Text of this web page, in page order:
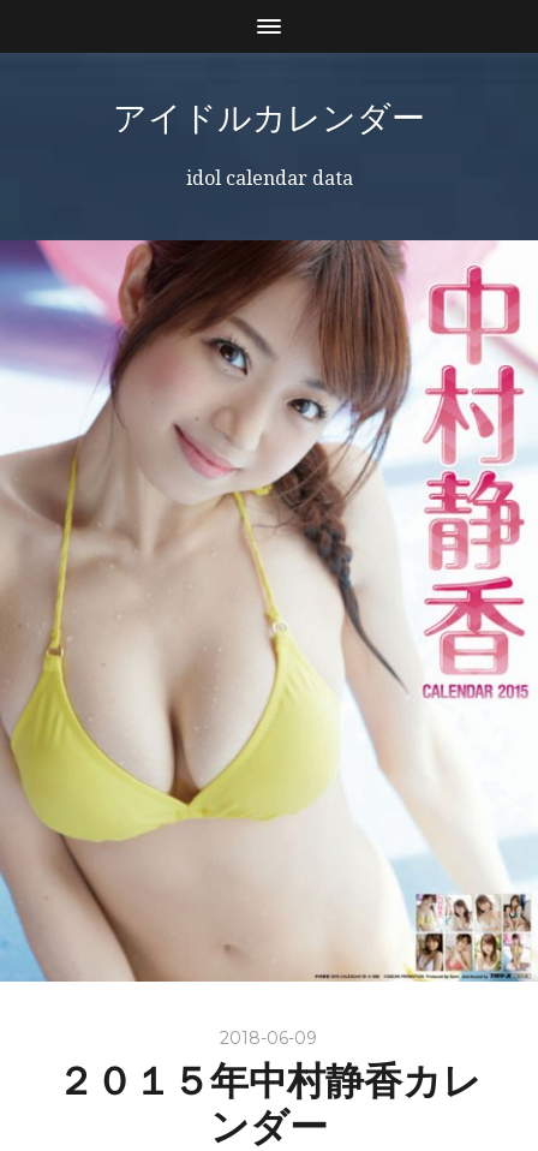
アイドルカレンダー
idol calendar data
2018-06-09
２０１５年中村静香カレ
ンダー